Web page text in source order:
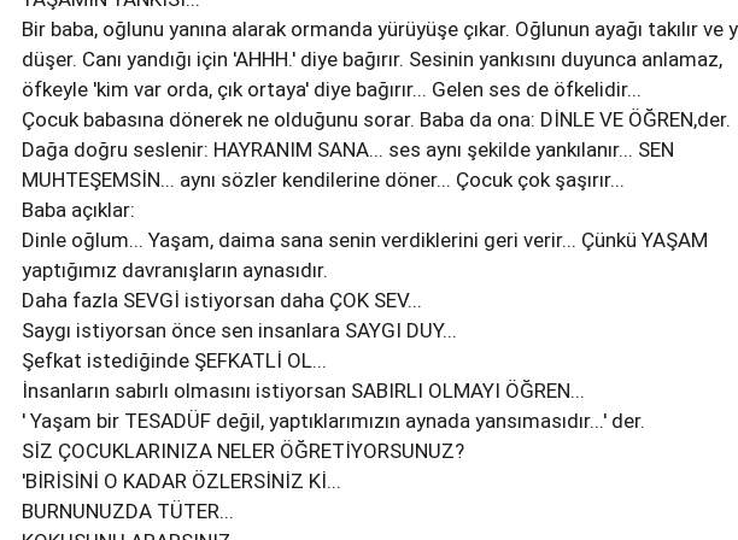
Bir baba, oğlunu yanına alarak ormanda yürüyüşe çıkar. Oğlunun ayağı takılır ve
düşer. Canı yandığı için 'AHHH.' diye bağırır. Sesinin yankısını duyunca anlamaz,
öfkeyle 'kim var orda, çık ortaya' diye bağırır... Gelen ses de öfkelidir...
Çocuk babasına dönerek ne olduğunu sorar. Baba da ona: DİNLE VE ÖĞREN,der.
Dağa doğru seslenir: HAYRANIM SANA... ses aynı şekilde yankılanır... SEN
MUHTEŞEMSİN... aynı sözler kendilerine döner... Çocuk çok şaşırır...
Baba açıklar:
Dinle oğlum... Yaşam, daima sana senin verdiklerini geri verir... Çünkü YAŞAM
yaptığımız davranışların aynasıdır.
Daha fazla SEVGİ istiyorsan daha ÇOK SEV...
Saygı istiyorsan önce sen insanlara SAYGI DUY...
Şefkat istediğinde ŞEFKATLİ OL...
İnsanların sabırlı olmasını istiyorsan SABIRLI OLMAYI ÖĞREN...
' Yaşam bir TESADÜF değil, yaptıklarımızın aynada yansımasıdır...' der.
SİZ ÇOCUKLARINIZA NELER ÖĞRETİYORSUNUZ?
'BİRİSİNİ O KADAR ÖZLERSİNİZ Kİ...
BURNUNUZDA TÜTER...